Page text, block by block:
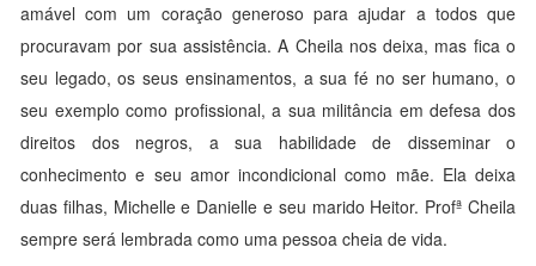
amável com um coração generoso para ajudar a todos que
procuravam por sua assistência. A Cheila nos deixa, mas fica o
seu legado, os seus ensinamentos, a sua fé no ser humano, o
seu exemplo como profissional, a sua militância em defesa dos
direitos dos negros, a sua habilidade de disseminar o
conhecimento e seu amor incondicional como mãe. Ela deixa
duas filhas, Michelle e Danielle e seu marido Heitor. Profª Cheila
sempre será lembrada como uma pessoa cheia de vida.